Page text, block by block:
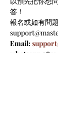
答！
報名或如有問
Email:
whatsapp